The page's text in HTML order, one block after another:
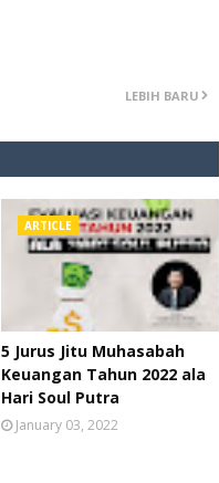
LEBIH BARU
ARTICLE
5 Jurus Jitu Muhasabah
Keuangan Tahun 2022 ala
Hari Soul Putra
January 03, 2022